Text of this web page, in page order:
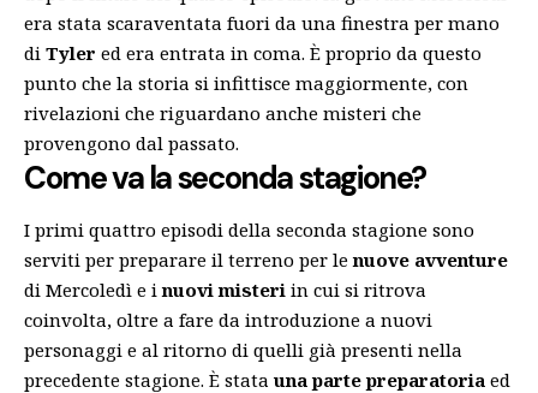
era stata scaraventata fuori da una finestra per mano
di Tyler ed era entrata in coma. È proprio da questo
punto che la storia si infittisce maggiormente, con
rivelazioni che riguardano anche misteri che
provengono dal passato.
Come va la seconda stagione?
I primi quattro episodi della seconda stagione sono
serviti per preparare il terreno per lenuove avventure
di Mercoledì e inuovi misteri in cui si ritrova
coinvolta, oltre a fare da introduzione a nuovi
personaggi e al ritorno di quelli già presenti nella
precedente stagione. È stata una parte preparatoria ed